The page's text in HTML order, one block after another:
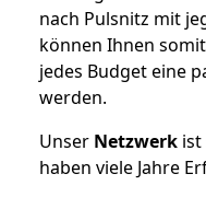
nach Pulsnitz mit
können Ihnen
jedes Budget eine
werden.
Unser Netzwerk
haben viele Jahre